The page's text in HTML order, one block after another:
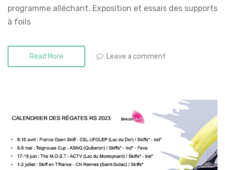
programme alléchant. Exposition et essais des supports
à foils
Read More Leave a comment